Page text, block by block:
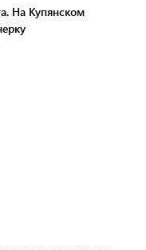
На Купянском